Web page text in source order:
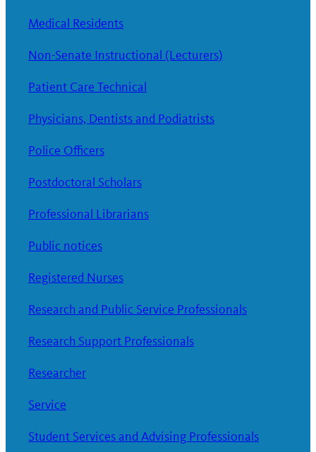
Medical Residents
Non-Senate Instructional (Lecturers)
Patient Care Technical
Physicians, Dentists and Podiatrists
Police Officers
Postdoctoral Scholars
Professional Librarians
Public notices
Registered Nurses
Research and Public Service Professionals
Research Support Professionals
Researcher
Service
Student Services and Advising Professionals